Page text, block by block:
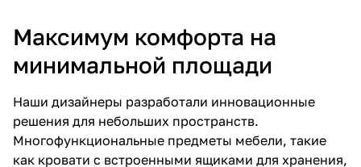
Максимум комфорта на
минимальной площади
Наши дизайнеры разработали инновационные
решения для небольших пространств.
Многофункциональные предметы мебели, такие
как кровати с встроенными ящиками для хранения,